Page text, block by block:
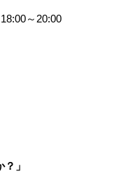
～20:00
？ 」